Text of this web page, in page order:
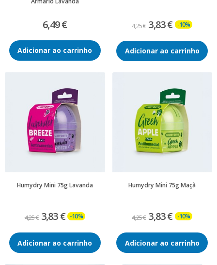
6,49 €
Adicionar ao carrinho
4,25 € 3,83 € -10%
Adicionar ao carrinho
Humydry Mini 75g Lavanda
4,25 € 3,83 € -10%
Adicionar ao carrinho
Humydry Mini 75g Maçã
4,25 € 3,83 € -10%
Adicionar ao carrinho